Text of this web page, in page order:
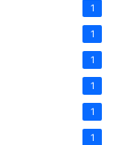
1
1
1
1
1
1